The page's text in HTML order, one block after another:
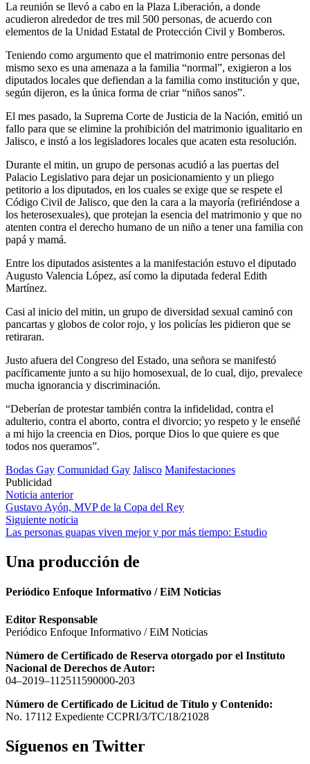
La reunión se llevó a cabo en la Plaza Liberación, a donde
acudieron alrededor de tres mil 500 personas, de acuerdo con
elementos de la Unidad Estatal de Protección Civil y Bomberos.
Teniendo como argumento que el matrimonio entre personas del
mismo sexo es una amenaza a la familia “normal”, exigieron a los
diputados locales que defiendan a la familia como institución y que,
según dijeron, es la única forma de criar “niños sanos”.
El mes pasado, la Suprema Corte de Justicia de la Nación, emitió un
fallo para que se elimine la prohibición del matrimonio igualitario en
Jalisco, e instó a los legisladores locales que acaten esta resolución.
Durante el mitin, un grupo de personas acudió a las puertas del
Palacio Legislativo para dejar un posicionamiento y un pliego
petitorio a los diputados, en los cuales se exige que se respete el
Código Civil de Jalisco, que den la cara a la mayoría (refiriéndose a
los heterosexuales), que protejan la esencia del matrimonio y que no
atenten contra el derecho humano de un niño a tener una familia con
papá y mamá.
Entre los diputados asistentes a la manifestación estuvo el diputado
Augusto Valencia López, así como la diputada federal Edith
Martínez.
Casi al inicio del mitin, un grupo de diversidad sexual caminó con
pancartas y globos de color rojo, y los policías les pidieron que se
retiraran.
Justo afuera del Congreso del Estado, una señora se manifestó
pacíficamente junto a su hijo homosexual, de lo cual, dijo, prevalece
mucha ignorancia y discriminación.
“Deberían de protestar también contra la infidelidad, contra el
adulterio, contra el aborto, contra el divorcio; yo respeto y le enseñé
a mi hijo la creencia en Dios, porque Dios lo que quiere es que
todos nos queramos”.
Bodas Gay Comunidad Gay Jalisco Manifestaciones
Publicidad
Navegación
de
entradas
Noticia anterior
Gustavo Ayón, MVP de la Copa del Rey
Siguiente noticia
Las personas guapas viven mejor y por más tiempo: Estudio
Una producción de
Periódico Enfoque Informativo / EiM Noticias
Editor Responsable
Periódico Enfoque Informativo / EiM Noticias
Número de Certificado de Reserva otorgado por el Instituto
Nacional de Derechos de Autor:
04–2019–112511590000-203
Número de Certificado de Licitud de Título y Contenido:
No. 17112 Expediente CCPRI/3/TC/18/21028
Síguenos en Twitter